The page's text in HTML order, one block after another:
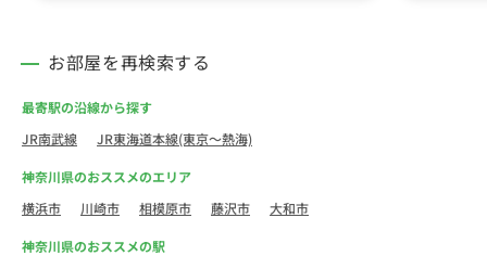
お部屋を再検索する
最寄駅の沿線から探す
JR南武線
JR東海道本線(東京～熱海)
神奈川県のおススメのエリア
横浜市
川崎市 相模原市 藤沢市 大和市
神奈川県のおススメの駅